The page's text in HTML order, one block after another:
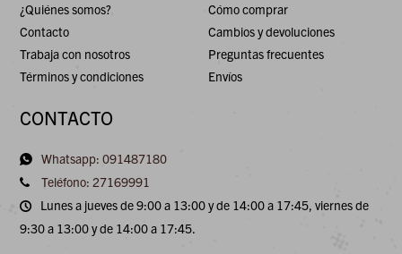
¿Quiénes somos?
Contacto
Trabaja con nosotros
Términos y condiciones
Cómo comprar
Cambios y devoluciones
Preguntas frecuentes
Envíos
CONTACTO
Whatsapp: 091487180
Teléfono: 27169991
Lunes a jueves de 9:00 a 13:00 y de 14:00 a 17:45, viernes de
9:30 a 13:00 y de 14:00 a 17:45.